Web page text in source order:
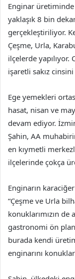
Enginar üretiminde
yaklaşık 8 bin
gerçekleştiriliyor.
Çeşme, Urla,
ilçelerde
işaretli sakız
Ege yemekleri
hasat, nisan ve
devam ediyor.
Şahin, AA
en kıymetli
ilçelerinde çokça
Enginarın
“Çeşme ve Urla
konuklarımızın
gastronomi ön
burada kendi
enginarını